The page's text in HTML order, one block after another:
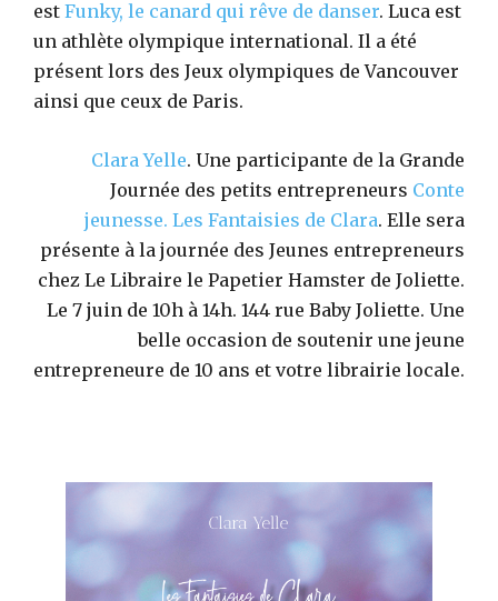
est Funky, le canard qui rêve de danser. Luca est
un athlète olympique international. Il a été
présent lors des Jeux olympiques de Vancouver
ainsi que ceux de Paris.
Clara Yelle. Une participante de la Grande
Journée des petits entrepreneurs Conte
jeunesse. Les Fantaisies de Clara. Elle sera
présente à la journée des Jeunes entrepreneurs
chez Le Libraire le Papetier Hamster de Joliette.
Le 7 juin de 10h à 14h. 144 rue Baby Joliette. Une
belle occasion de soutenir une jeune
entrepreneure de 10 ans et votre librairie locale.